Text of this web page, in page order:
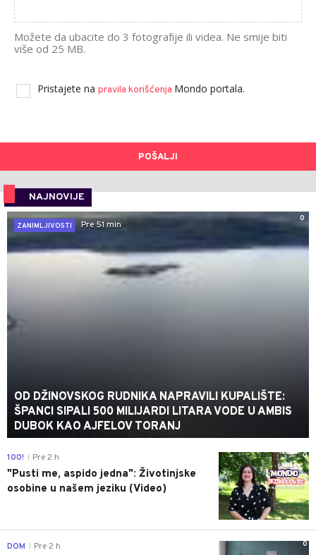
Možete da ubacite do 3 fotografije ili videa. Ne smije biti
više od 25 MB.
Pristajete na pravila korišćenja Mondo portala.
POŠALJI
NAJNOVIJE
0
ZANIMLJIVOSTI
Pre 51 min
OD DŽINOVSKOG RUDNIKA NAPRAVILI KUPALIŠTE:
ŠPANCI SIPALI 500 MILIJARDI LITARA VODE U AMBIS
DUBOK KAO AJFELOV TORANJ
0
100! Pre 2 h
"Pusti me, aspido jedna": Životinjske
osobine u našem jeziku (Video)
0
DOM Pre 2 h